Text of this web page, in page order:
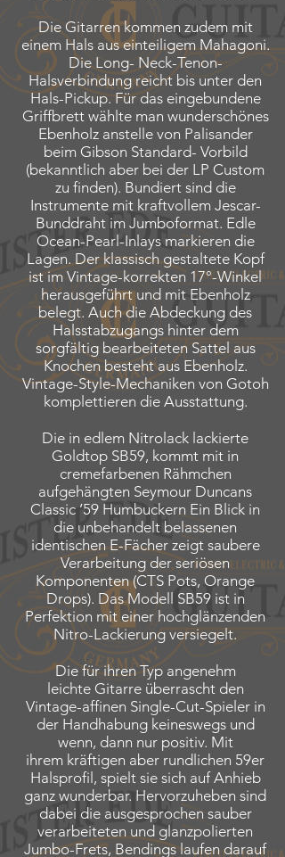
Die Gitarren kommen zudem mit
einem Hals aus einteiligem Mahagoni.
Die Long- Neck-Tenon-
Halsverbindung reicht bis unter den
Hals-Pickup. Für das eingebundene
Griffbrett wählte man wunderschönes
Ebenholz anstelle von Palisander
beim Gibson Standard- Vorbild
(bekanntlich aber bei der LP Custom
zu finden). Bundiert sind die
Instrumente mit kraftvollem Jescar-
Bunddraht im Jumboformat. Edle
Ocean-Pearl-Inlays markieren die
Lagen. Der klassisch gestaltete Kopf
ist im Vintage-korrekten 17°-Winkel
herausgeführt und mit Ebenholz
belegt. Auch die Abdeckung des
Halsstabzugangs hinter dem
sorgfältig bearbeiteten Sattel aus
Knochen besteht aus Ebenholz.
Vintage-Style-Mechaniken von Gotoh
komplettieren die Ausstattung.
Die in edlem Nitrolack lackierte
Goldtop SB59, kommt mit in
cremefarbenen Rähmchen
aufgehängten Seymour Duncans
Classic ’59 Humbuckern Ein Blick in
die unbehandelt belassenen
identischen E-Fächer zeigt saubere
Verarbeitung der seriösen
Komponenten (CTS Pots, Orange
Drops). Das Modell SB59 ist in
Perfektion mit einer hochglänzenden
Nitro-Lackierung versiegelt.
Die für ihren Typ angenehm
leichte Gitarre überrascht den
Vintage-affinen Single-Cut-Spieler in
der Handhabung keineswegs und
wenn, dann nur positiv. Mit
ihrem kräftigen aber rundlichen 59er
Halsprofil, spielt sie sich auf Anhieb
ganz wunderbar. Hervorzuheben sind
dabei die ausgesprochen sauber
verarbeiteten und glanzpolierten
Jumbo-Frets, Bendings laufen darauf